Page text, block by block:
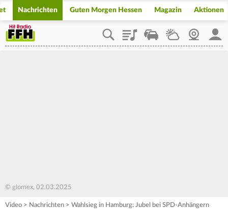
Nachrichten Guten Morgen Hessen Magazin Aktionen
PlaylistStaupilotWetterWebcam
© glomex, 02.03.2025
Video > Nachrichten > Wahlsieg in Hamburg: Jubel bei SPD-Anhängern